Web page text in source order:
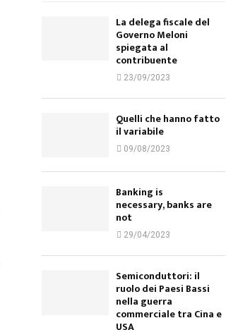
La delega fiscale del
Governo Meloni
spiegata al
contribuente
23/09/2023
Quelli che hanno fatto
il variabile
09/08/2023
Banking is
necessary, banks are
not
29/04/2023
Semiconduttori: il
ruolo dei Paesi Bassi
nella guerra
commerciale tra Cina e